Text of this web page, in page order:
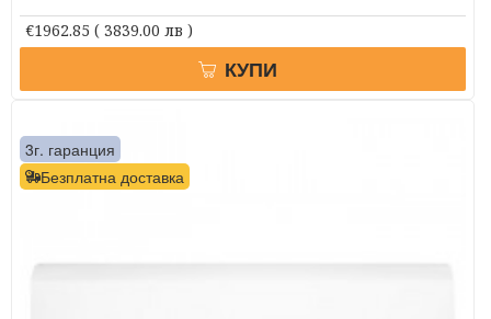
€1962.85 ( 3839.00 лв )
КУПИ
Безплатна доставка
3г. гаранция